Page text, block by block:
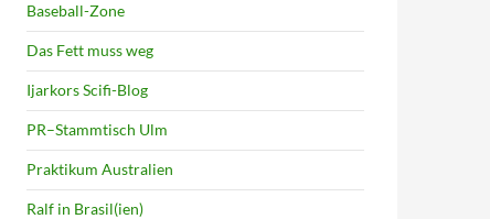
Baseball-Zone
Das Fett muss weg
Ijarkors Scifi-Blog
PR–Stammtisch Ulm
Praktikum Australien
Ralf in Brasil(ien)